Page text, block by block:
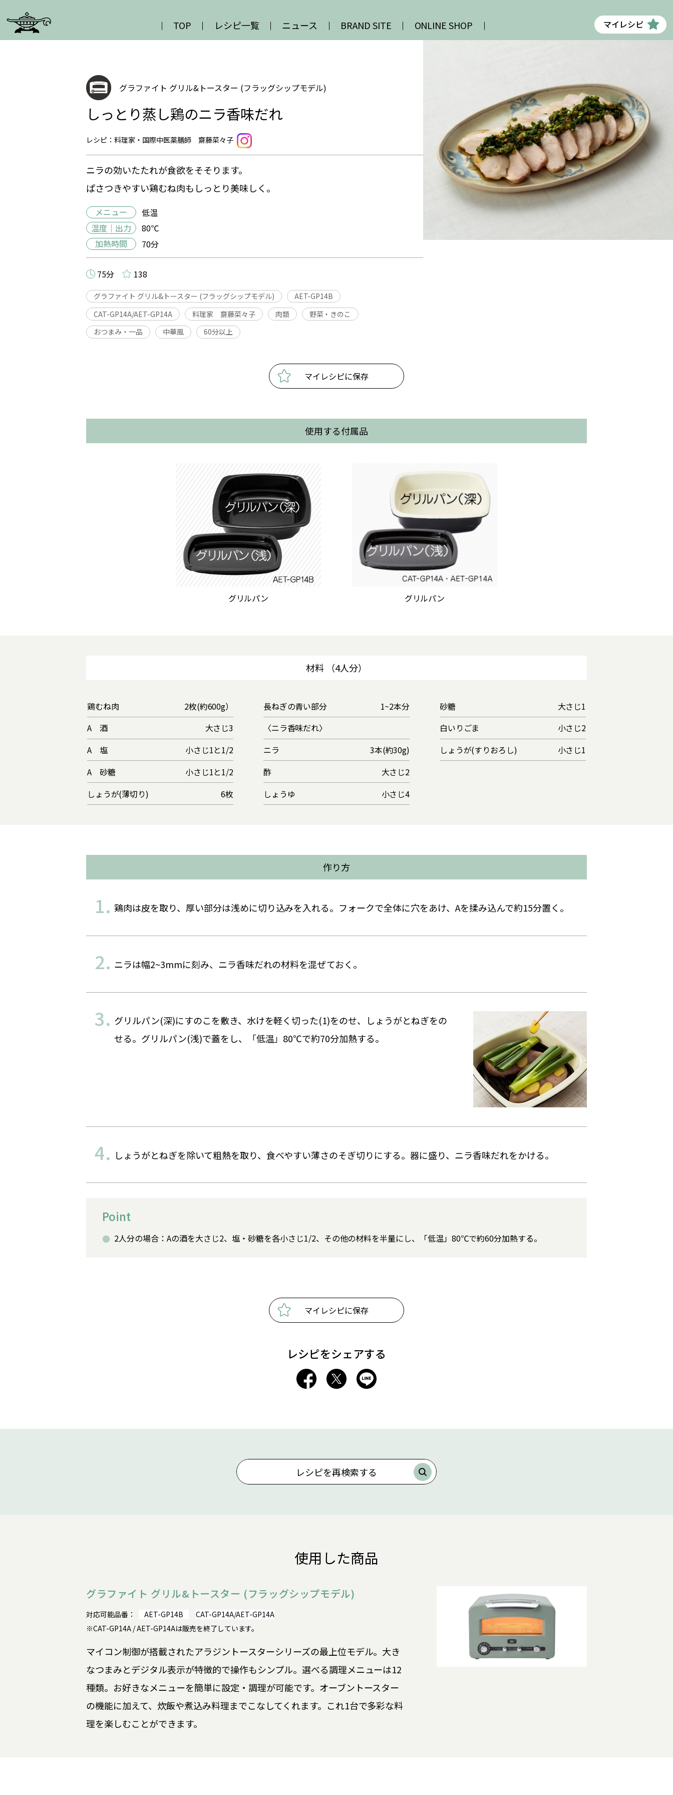
TOP レシピ一覧 ニュース BRAND SITE ONLINE SHOP マイレシピ
グラファイト グリル&トースター (フラッグシップモデル)
しっとり蒸し鶏のニラ香味だれ
レシピ：料理家・国際中医薬膳師 齋藤菜々子
ニラの効いたたれが食欲をそそります。
ぱさつきやすい鶏むね肉もしっとり美味しく。
メニュー
低温
温度｜出力
80℃
加熱時間
70分
75分 138
グラファイト グリル&トースター (フラッグシップモデル)
AET-GP14B
CAT-GP14A/AET-GP14A
料理家 齋藤菜々子 肉類
野菜・きのこ
おつまみ・一品
中華風 60分以上
マイレシピに保存
使用する付属品
グリルパン グリルパン
材料 （4人分）
鶏むね肉
2枚(約600g）
A 酒
大さじ3
A 塩
小さじ1と1/2
A 砂糖
小さじ1と1/2
しょうが(薄切り)
6枚
長ねぎの青い部分
1~2本分
〈ニラ香味だれ〉
ニラ
3本(約30g)
酢
大さじ2
しょうゆ
小さじ4
砂糖
大さじ1
白いりごま
小さじ2
しょうが(すりおろし)
小さじ1
作り方
鶏肉は皮を取り、厚い部分は浅めに切り込みを入れる。フォークで全体に穴をあけ、Aを揉み込んで約15分置く。
ニラは幅2~3mmに刻み、ニラ香味だれの材料を混ぜておく。
グリルパン(深)にすのこを敷き、水けを軽く切った(1)をのせ、しょうがとねぎをの
せる。グリルパン(浅)で蓋をし、「低温」80℃で約70分加熱する。
しょうがとねぎを除いて粗熱を取り、食べやすい薄さのそぎ切りにする。器に盛り、ニラ香味だれをかける。
Point
2人分の場合：Aの酒を大さじ2、塩・砂糖を各小さじ1/2、その他の材料を半量にし、「低温」80℃で約60分加熱する。
マイレシピに保存
レシピをシェアする
レシピを再検索する
使用した商品
グラファイト グリル&トースター (フラッグシップモデル)
対応可能品番： AET-GP14B
CAT-GP14A/AET-GP14A
※CAT-GP14A / AET-GP14Aは販売を終了しています。
マイコン制御が搭載されたアラジントースターシリーズの最上位モデル。大き
なつまみとデジタル表示が特徴的で操作もシンプル。選べる調理メニューは12
種類。お好きなメニューを簡単に設定・調理が可能です。オーブントースター
の機能に加えて、炊飯や煮込み料理までこなしてくれます。これ1台で多彩な料
理を楽しむことができます。